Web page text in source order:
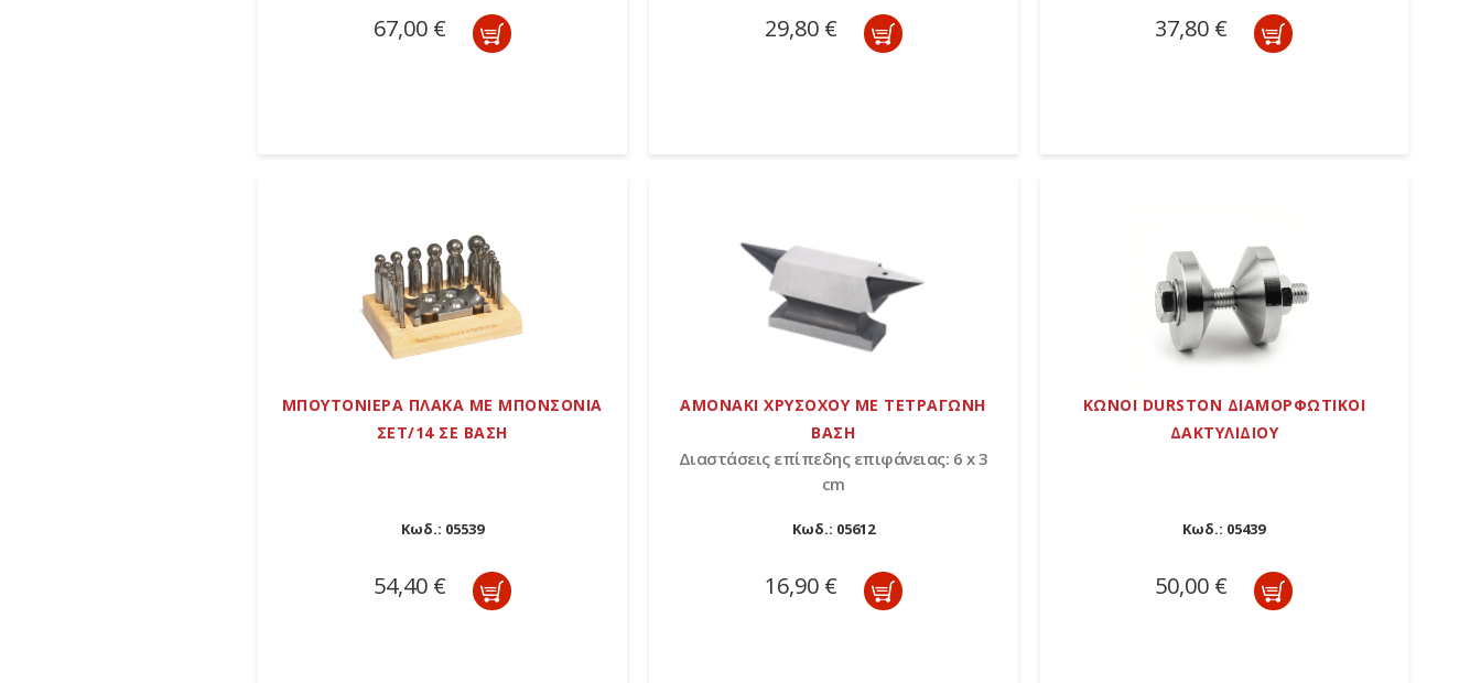
67,00 € 29,80 € 37,80 €
ΜΠΟΥΤΟΝΙΕΡΑ ΠΛΑΚΑ ΜΕ ΜΠΟΝΣΟΝΙΑ
ΣΕΤ/14 ΣΕ ΒΑΣΗ
Κωδ.: 05539
54,40 €
ΑΜΟΝΑΚΙ ΧΡΥΣΟΧΟΥ ΜΕ ΤΕΤΡΑΓΩΝΗ
ΒΑΣΗ
Διαστάσεις επίπεδης επιφάνειας: 6 x 3
cm
Κωδ.: 05612
16,90 €
ΚΩΝΟΙ DURSTON ΔΙΑΜΟΡΦΩΤΙΚΟΙ
ΔΑΚΤΥΛΙΔΙΟΥ
Κωδ.: 05439
50,00 €